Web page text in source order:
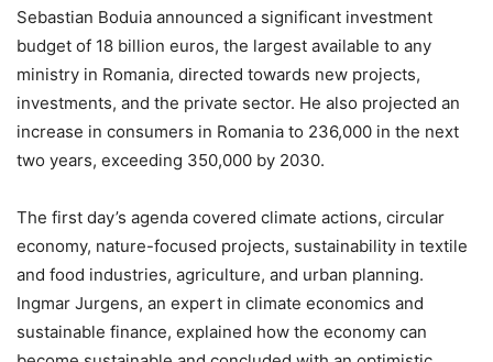
Sebastian Boduia announced a significant investment
budget of 18 billion euros, the largest available to any
ministry in Romania, directed towards new projects,
investments, and the private sector. He also projected an
increase in consumers in Romania to 236,000 in the next
two years, exceeding 350,000 by 2030.
The first day’s agenda covered climate actions, circular
economy, nature-focused projects, sustainability in textile
and food industries, agriculture, and urban planning.
Ingmar Jurgens, an expert in climate economics and
sustainable finance, explained how the economy can